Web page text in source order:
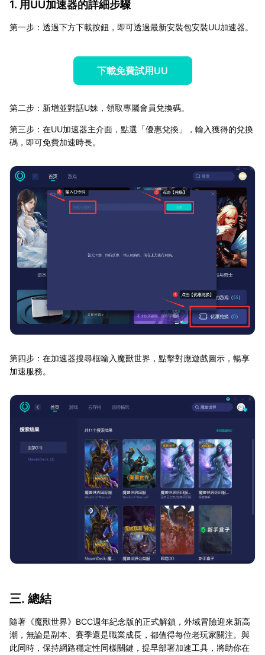
1. 用UU加速器的詳細步驟
第一步：透過下方下載按鈕，即可透過最新安裝包安裝UU加速器。
下載免費試用UU
第二步：新增並對話U妹，領取專屬會員兌換碼。
第三步：在UU加速器主介面，點選「優惠兌換」，輸入獲得的兌換
碼，即可免費加速時長。
第四步：在加速器搜尋框輸入魔獸世界，點擊對應遊戲圖示，暢享
加速服務。
三. 總結
隨著《魔獸世界》BCC週年紀念版的正式解鎖，外域冒險迎來新高
潮，無論是副本、賽季還是職業成長，都值得每位老玩家關注。與
此同時，保持網路穩定性同樣關鍵，提早部署加速工具，將助你在